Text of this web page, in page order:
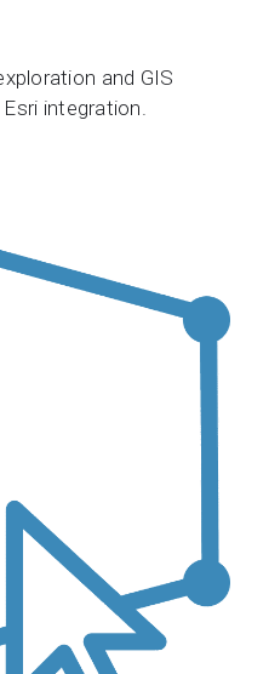
and GIS
integration.